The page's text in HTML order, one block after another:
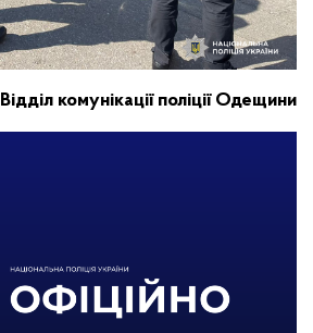
Відділ комунікації поліції Одещини